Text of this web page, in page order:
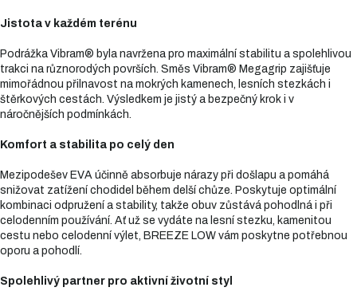
Jistota v každém terénu
Podrážka Vibram® byla navržena pro maximální stabilitu a spolehlivou
trakci na různorodých površích. Směs Vibram® Megagrip zajišťuje
mimořádnou přilnavost na mokrých kamenech, lesních stezkách i
štěrkových cestách. Výsledkem je jistý a bezpečný krok i v
náročnějších podmínkách.
Komfort a stabilita po celý den
Mezipodešev EVA účinně absorbuje nárazy při došlapu a pomáhá
snižovat zatížení chodidel během delší chůze. Poskytuje optimální
kombinaci odpružení a stability, takže obuv zůstává pohodlná i při
celodenním používání. Ať už se vydáte na lesní stezku, kamenitou
cestu nebo celodenní výlet, BREEZE LOW vám poskytne potřebnou
oporu a pohodlí.
Spolehlivý partner pro aktivní životní styl